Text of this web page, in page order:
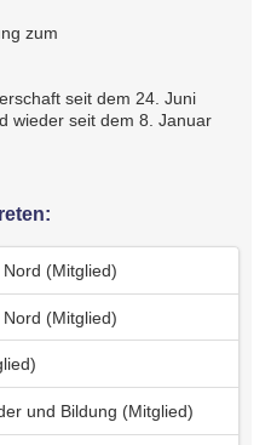
zum
seit dem 24. Juni
wieder seit dem 8. Januar
(Mitglied)
(Mitglied)
und Bildung (Mitglied)